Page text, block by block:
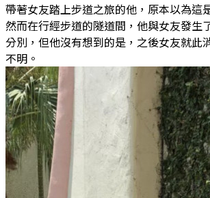
帶著女友踏上步道之旅的他，原本以為這
然而在行經步道的隧道間，他與女友發生
分別，但他沒有想到的是，之後女友就此
不明。